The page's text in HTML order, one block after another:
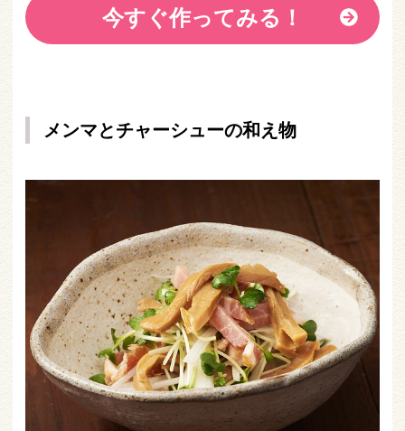
今すぐ作ってみる！
メンマとチャーシューの和え物